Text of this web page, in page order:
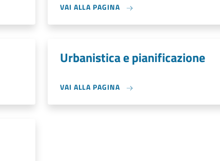
VAI ALLA PAGINA
Urbanistica e pianificazione
VAI ALLA PAGINA